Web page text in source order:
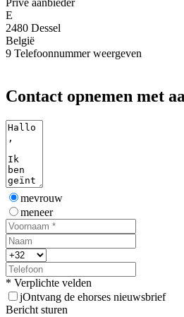
Privé aanbieder
E
2480 Dessel
België
9 Telefoonnummer weergeven
Contact opnemen met
mevrouw
meneer
* Verplichte velden
jOntvang de ehorses nieuwsbrief
Bericht sturen